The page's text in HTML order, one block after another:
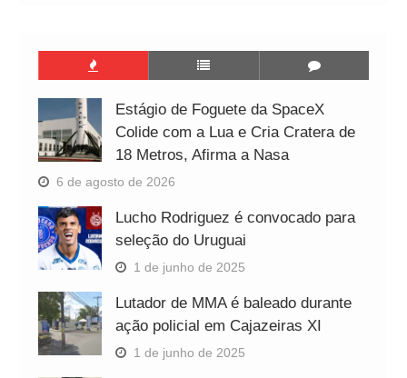
Estágio de Foguete da SpaceX
Colide com a Lua e Cria Cratera de
18 Metros, Afirma a Nasa
6 de agosto de 2026
Lucho Rodriguez é convocado para
seleção do Uruguai
1 de junho de 2025
Lutador de MMA é baleado durante
ação policial em Cajazeiras XI
1 de junho de 2025